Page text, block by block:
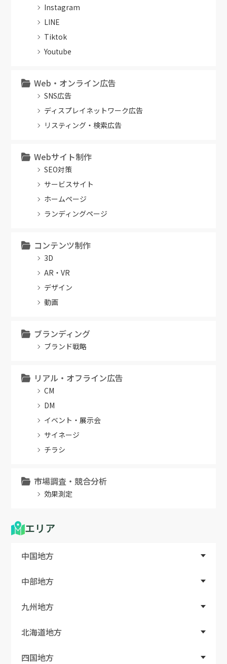
Instagram
LINE
Tiktok
Youtube
Web・オンライン広告
SNS広告
ディスプレイネットワーク広告
リスティング・検索広告
Webサイト制作
SEO対策
サービスサイト
ホームページ
ランディングページ
コンテンツ制作
3D
AR・VR
デザイン
動画
ブランディング
ブランド戦略
リアル・オフライン広告
CM
DM
イベント・展示会
サイネージ
チラシ
市場調査・競合分析
効果測定
エリア
中国地方
中部地方
九州地方
北海道地方
四国地方